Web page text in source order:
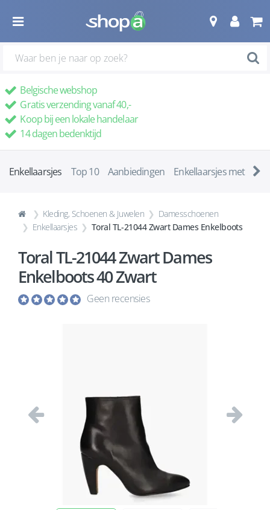
Belgische webshop
Gratis verzending vanaf 40,-
Koop bij een lokale handelaar
14 dagen bedenktijd
Enkellaarsjes Top 10 Aanbiedingen Enkellaarsjes met ha
Kleding, Schoenen & Juwelen
Damesschoenen
Enkellaarsjes
Toral TL-21044 Zwart Dames Enkelboots
Toral TL-21044 Zwart Dames
Enkelboots 40 Zwart
Geen recensies
Vorige